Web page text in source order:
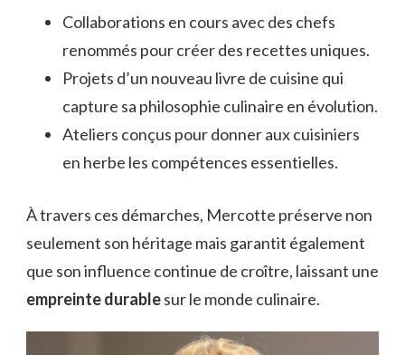
Collaborations en cours avec des chefs
renommés pour créer des recettes uniques.
Projets d’un nouveau livre de cuisine qui
capture sa philosophie culinaire en évolution.
Ateliers conçus pour donner aux cuisiniers
en herbe les compétences essentielles.
À travers ces démarches, Mercotte préserve non
seulement son héritage mais garantit également
que son influence continue de croître, laissant une
empreinte durablesur le monde culinaire.